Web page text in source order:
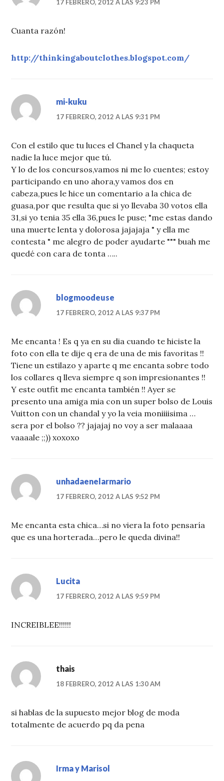
17 FEBRERO, 2012 A LAS 9:23 PM
Cuanta razón!
http://thinkingaboutclothes.blogspot.com/
mi-kuku
17 FEBRERO, 2012 A LAS 9:31 PM
Con el estilo que tu luces el Chanel y la chaqueta
nadie la luce mejor que tú.
Y lo de los concursos,vamos ni me lo cuentes; estoy
participando en uno ahora,y vamos dos en
cabeza,pues le hice un comentario a la chica de
guasa,por que resulta que si yo llevaba 30 votos ella
31,si yo tenia 35 ella 36,pues le puse; "me estas dando
una muerte lenta y dolorosa jajajaja " y ella me
contesta " me alegro de poder ayudarte """ buah me
quedé con cara de tonta …..
blogmoodeuse
17 FEBRERO, 2012 A LAS 9:37 PM
Me encanta ! Es q ya en su dia cuando te hiciste la
foto con ella te dije q era de una de mis favoritas !!
Tiene un estilazo y aparte q me encanta sobre todo
los collares q lleva siempre q son impresionantes !!
Y este outfit me encanta también !! Ayer se
presento una amiga mia con un super bolso de Louis
Vuitton con un chandal y yo la veia moniiiisima …
sera por el bolso ?? jajajaj no voy a ser malaaaa
vaaaale ;;)) xoxoxo
unhadaenelarmario
17 FEBRERO, 2012 A LAS 9:52 PM
Me encanta esta chica…si no viera la foto pensaría
que es una horterada…pero le queda divina!!
Lucita
17 FEBRERO, 2012 A LAS 9:59 PM
INCREIBLEE!!!!!!
thais
18 FEBRERO, 2012 A LAS 1:30 AM
si hablas de la supuesto mejor blog de moda
totalmente de acuerdo pq da pena
Irma y Marisol